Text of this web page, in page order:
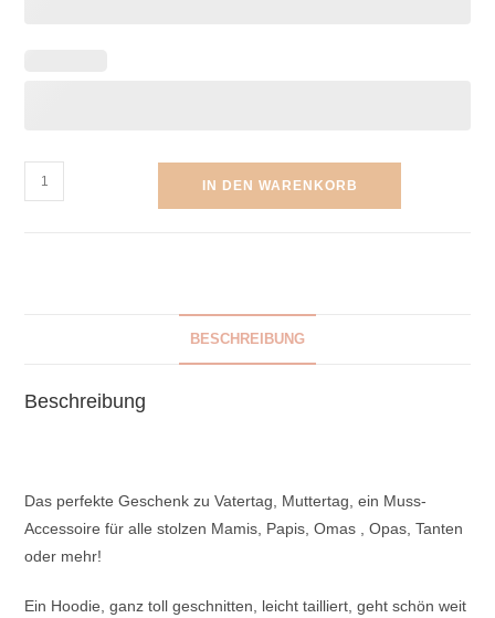
IN DEN WARENKORB
BESCHREIBUNG
Beschreibung
Das perfekte Geschenk zu Vatertag, Muttertag, ein Muss-
Accessoire für alle stolzen Mamis, Papis, Omas , Opas, Tanten
oder mehr!
Ein Hoodie, ganz toll geschnitten, leicht tailliert, geht schön weit